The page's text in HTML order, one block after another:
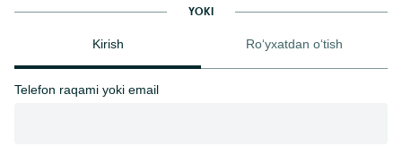
YOKI
Kirish Ro‘yxatdan o‘tish
Telefon raqami yoki email